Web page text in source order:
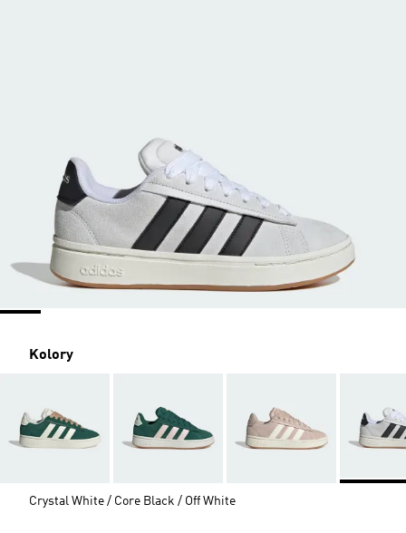
Kolory
Crystal White / Core Black / Off White